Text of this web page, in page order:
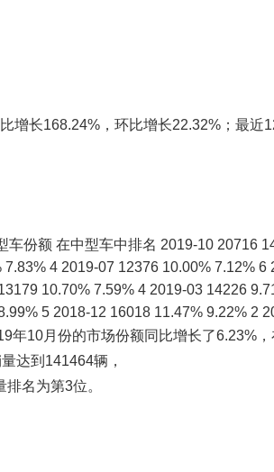
长168.24%，环比增长22.32%；最近
车份额 在中型车中排名 2019-10 20716
4 2019-07 12376 10.00% 7.12%
10.70% 7.59% 4 2019-03 14226
5 2018-12 16018 11.47% 9.22% 2
10月份的市场份额同比增长了6.23%，
达到141464辆，
名为第3位。